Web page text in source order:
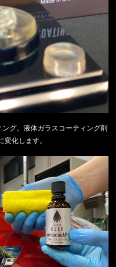
ング。液体ガラスコーティング剤
化します。